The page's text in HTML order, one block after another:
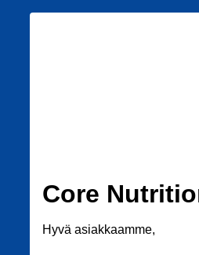
Core
Hyvä asiakkaamme,